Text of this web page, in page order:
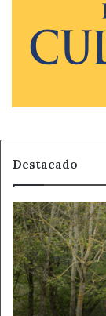
Destacado
El
valor
de
ponerse
en
los
zapatos